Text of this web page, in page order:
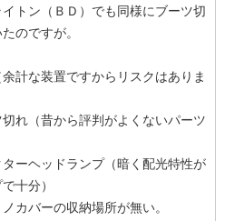
トン（ＢＤ）でも同様にブーツ切
のですが。
計な装置ですからリスクはありま
れ（昔から評判がよくないパーツ
ーヘッドランプ（暗く配光特性が
十分）
カバーの収納場所が無い。